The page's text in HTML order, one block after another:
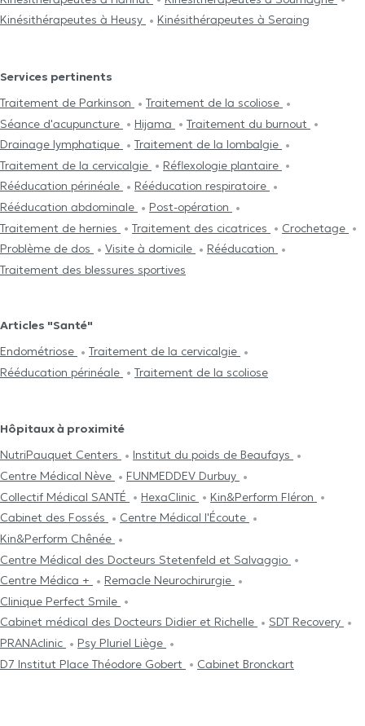
Kinésithérapeutes à Heusy
Kinésithérapeutes à Seraing
Services pertinents
Traitement de Parkinson
Traitement de la scoliose
Séance d'acupuncture
Hijama
Traitement du burnout
Drainage lymphatique
Traitement de la lombalgie
Traitement de la cervicalgie
Réflexologie plantaire
Rééducation périnéale
Rééducation respiratoire
Rééducation abdominale
Post-opération
Traitement de hernies
Traitement des cicatrices
Crochetage
Problème de dos
Visite à domicile
Rééducation
Traitement des blessures sportives
Articles "Santé"
Endométriose
Traitement de la cervicalgie
Rééducation périnéale
Traitement de la scoliose
Hôpitaux à proximité
NutriPauquet Centers
Institut du poids de Beaufays
Centre Médical Nève
FUNMEDDEV Durbuy
Collectif Médical SANTÉ
HexaClinic
Kin&Perform Fléron
Cabinet des Fossés
Centre Médical l'Écoute
Kin&Perform Chênée
Centre Médical des Docteurs Stetenfeld et Salvaggio
Centre Médica +
Remacle Neurochirurgie
Clinique Perfect Smile
Cabinet médical des Docteurs Didier et Richelle
SDT Recovery
PRANAclinic
Psy Pluriel Liège
D7 Institut Place Théodore Gobert
Cabinet Bronckart